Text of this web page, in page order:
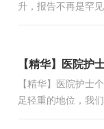
升，报告不再是罕
【精华】医院护
【精华】医院护士
足轻重的地位，我